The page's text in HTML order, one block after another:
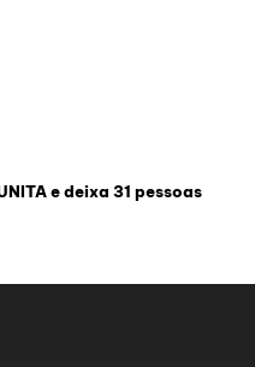
e deixa 31 pessoas